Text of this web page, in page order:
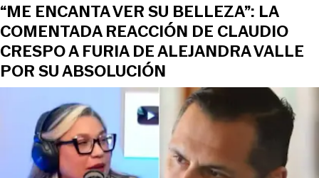
“ME ENCANTA VER SU BELLEZA”: LA
COMENTADA REACCIÓN DE CLAUDIO
CRESPO A FURIA DE ALEJANDRA VALLE
POR SU ABSOLUCIÓN